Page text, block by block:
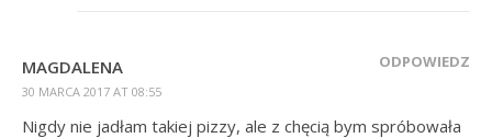
MAGDALENA
30 MARCA 2017 AT 08:55
ODPOWIEDZ
Nigdy nie jadłam takiej pizzy, ale z chęcią bym spróbowała